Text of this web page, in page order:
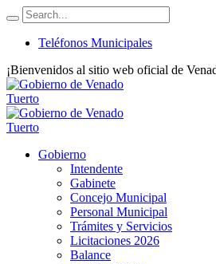
Teléfonos Municipales
¡Bienvenidos al sitio web oficial de
Gobierno
Intendente
Gabinete
Concejo Municipal
Personal Municipal
Trámites y Servicios
Licitaciones 2026
Balance